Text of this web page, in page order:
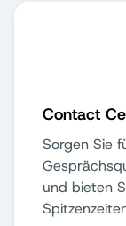
Contact
Sorgen Sie
und bieten